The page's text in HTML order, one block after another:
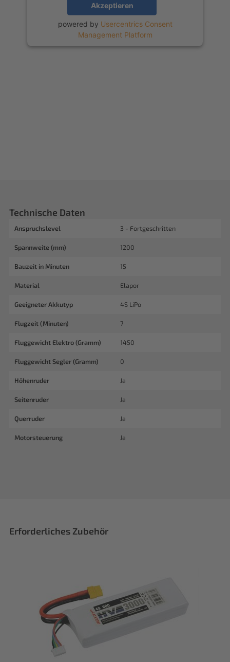
Akzeptieren
powered by Usercentrics Consent
Management Platform
Technische Daten
Anspruchslevel 3 - Fortgeschritten
Spannweite (mm) 1200
Bauzeit in Minuten 15
Material Elapor
Geeigneter Akkutyp 4S LiPo
Flugzeit (Minuten) 7
Fluggewicht Elektro (Gramm) 1450
Fluggewicht Segler (Gramm) 0
Höhenruder Ja
Seitenruder Ja
Querruder Ja
Motorsteuerung Ja
Erforderliches Zubehör